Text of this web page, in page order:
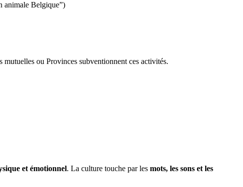
animale Belgique”)
ou Provinces subventionnent ces activités.
et émotionnel. La culture touche par les mots, les sons et les